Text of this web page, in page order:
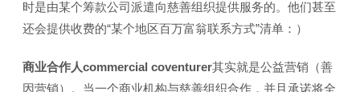
时是由某个筹款公司派遣向慈善组织提供服务的。他们甚至
还会提供收费的“某个地区百万富翁联系方式”清单：）
商业合作人commercial coventurer其实就是公益营销（善
因营销）。当一个商业机构与慈善组织合作，并且承诺将全